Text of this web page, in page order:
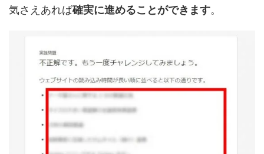
気さえあれば確実に進めることができます。